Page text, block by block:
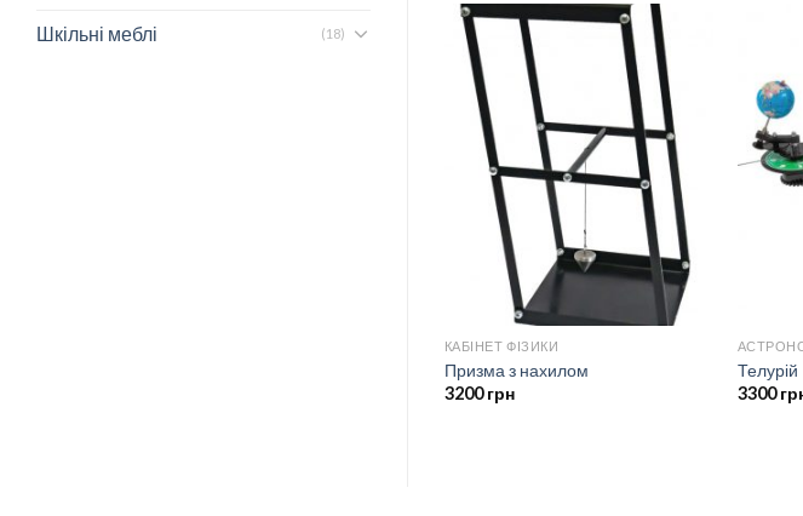
Шкільні меблі (18)
КАБІНЕТ ФІЗИКИ
Призма з нахилом
3200грн
Телурій
3300